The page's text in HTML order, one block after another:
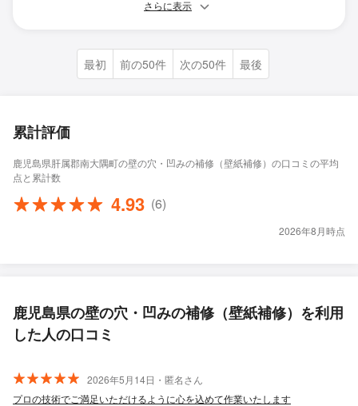
さらに表示
最初 前の50件 次の50件 最後
累計評価
鹿児島県肝属郡南大隅町の壁の穴・凹みの補修（壁紙補修）の口コミの平均
点と累計数
4.93 (6)
2026年8月時点
鹿児島県の壁の穴・凹みの補修（壁紙補修）を利用
した人の口コミ
2026年5月14日・匿名さん
プロの技術でご満足いただけるように心を込めて作業いたします